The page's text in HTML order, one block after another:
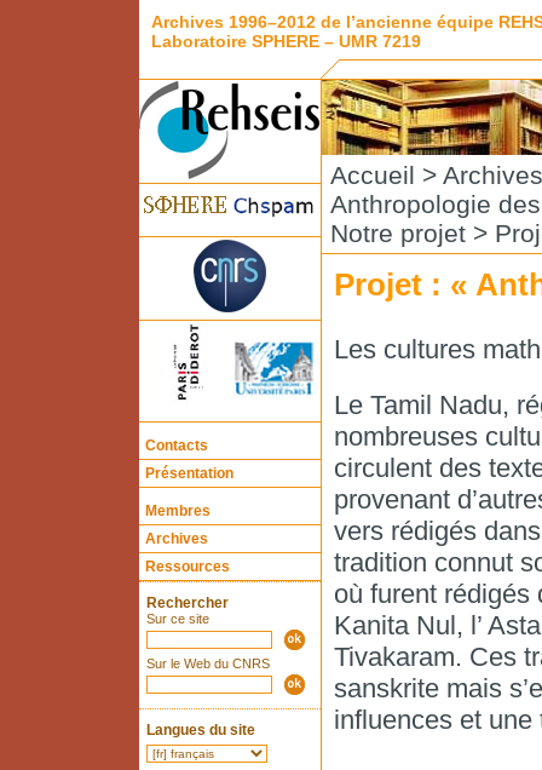
Archives 1996–2012 de l’ancienne équipe
Laboratoire SPHERE – UMR 7219
Contacts
Présentation
Membres
Archives
Ressources
Rechercher
Sur ce site
Sur le Web du CNRS
Langues du site
Accueil > Archives
Anthropologie
Notre projet>
Projet : «
Les cultures
Le Tamil Nadu,
nombreuses
circulent des
provenant
vers rédigés
tradition connut
où furent rédigés
Kanita Nul, l’
Tivakaram. Ces
sanskrite mais
influences et une